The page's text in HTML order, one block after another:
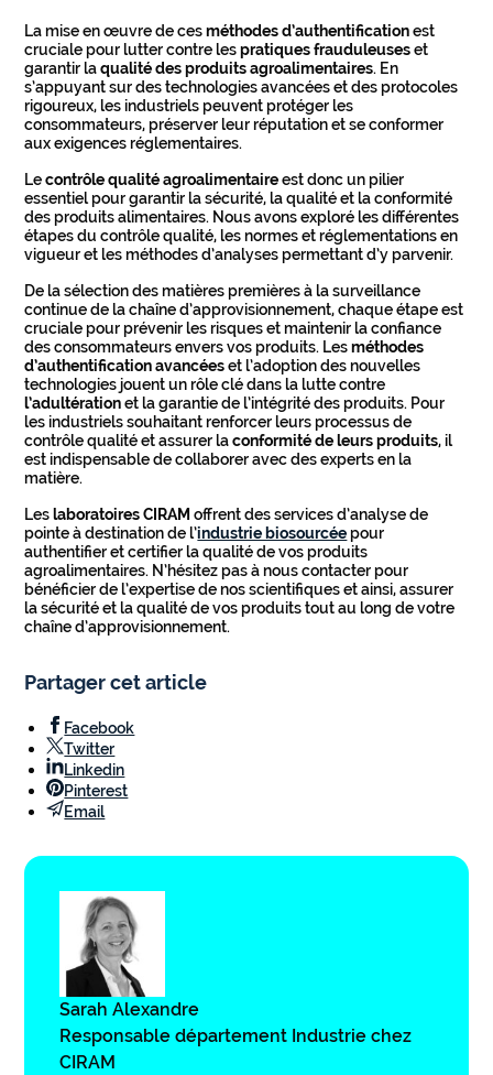
La mise en œuvre de cesméthodes d’authentificationest
cruciale pour lutter contre lespratiques frauduleuseset
garantir laqualité des produits agroalimentaires. En
s’appuyant sur des technologies avancées et des protocoles
rigoureux, les industriels peuvent protéger les
consommateurs, préserver leur réputation et se conformer
aux exigences réglementaires.
Lecontrôle qualité agroalimentaireest donc un pilier
essentiel pour garantir la sécurité, la qualité et la conformité
des produits alimentaires. Nous avons exploré les différentes
étapes du contrôle qualité, les normes et réglementations en
vigueur et les méthodes d’analyses permettant d’y parvenir.
De la sélection des matières premières à la surveillance
continue de la chaîne d’approvisionnement, chaque étape est
cruciale pour prévenir les risques et maintenir la confiance
des consommateurs envers vos produits. Lesméthodes
d’authentification avancéeset l’adoption des nouvelles
technologies jouent un rôle clé dans la lutte contre
l’adultérationet la garantie de l’intégrité des produits. Pour
les industriels souhaitant renforcer leurs processus de
contrôle qualité et assurer laconformité de leurs produits, il
est indispensable de collaborer avec des experts en la
matière.
Leslaboratoires CIRAM offrent des services d’analyse de
pointe à destination de l’industrie biosourcéepour
authentifier et certifier la qualité de vos produits
agroalimentaires. N’hésitez pas à nous contacter pour
bénéficier de l’expertise de nos scientifiques et ainsi, assurer
la sécurité et la qualité de vos produits tout au long de votre
chaîne d’approvisionnement.
Partager cet article
Facebook
Twitter
Linkedin
Pinterest
Email
Sarah Alexandre
Responsable département Industrie chez
CIRAM